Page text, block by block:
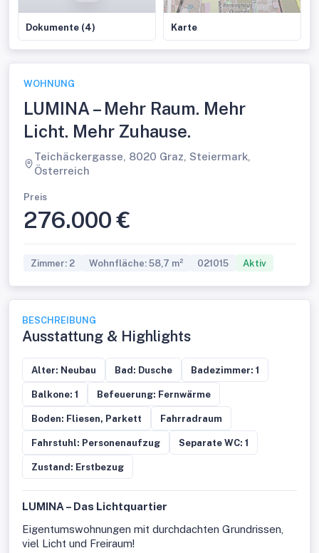
Dokumente (4) Karte
WOHNUNG
LUMINA – Mehr Raum. Mehr
Licht. Mehr Zuhause.
Teichäckergasse, 8020 Graz, Steiermark,
Österreich
Preis
276.000 €
Zimmer: 2 Wohnfläche: 58,7 m² 021015 Aktiv
BESCHREIBUNG
Ausstattung & Highlights
Alter: Neubau Bad: Dusche Badezimmer: 1
Balkone: 1 Befeuerung: Fernwärme
Boden: Fliesen, Parkett Fahrradraum
Fahrstuhl: Personenaufzug Separate WC: 1
Zustand: Erstbezug
LUMINA – Das Lichtquartier
Eigentumswohnungen mit durchdachten Grundrissen,
viel Licht und Freiraum!